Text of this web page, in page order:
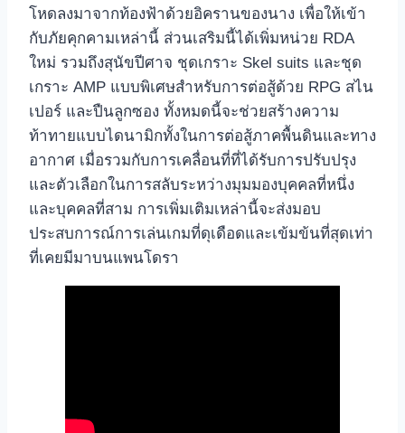
โหดลงมาจากท้องฟ้าด้วยอิครานของนาง เพื่อให้เข้า
กับภัยคุกคามเหล่านี้ ส่วนเสริมนี้ได้เพิ่มหน่วย RDA
ใหม่ รวมถึงสุนัขปีศาจ ชุดเกราะ Skel suits และชุด
เกราะ AMP แบบพิเศษสำหรับการต่อสู้ด้วย RPG สไน
เปอร์ และปืนลูกซอง ทั้งหมดนี้จะช่วยสร้างความ
ท้าทายแบบไดนามิกทั้งในการต่อสู้ภาคพื้นดินและทาง
อากาศ เมื่อรวมกับการเคลื่อนที่ที่ได้รับการปรับปรุง
และตัวเลือกในการสลับระหว่างมุมมองบุคคลที่หนึ่ง
และบุคคลที่สาม การเพิ่มเติมเหล่านี้จะส่งมอบ
ประสบการณ์การเล่นเกมที่ดุเดือดและเข้มข้นที่สุดเท่า
ที่เคยมีมาบนแพนโดรา